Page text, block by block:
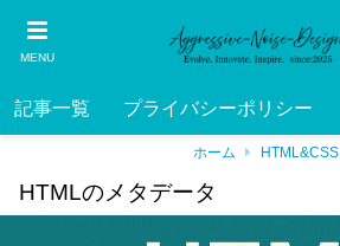
MENU
記事一覧 プライバシーポリシー
ホーム HTML&CSS
HTMLのメタデータ